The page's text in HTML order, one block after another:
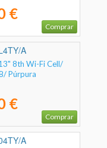
€
Comprar
A
8th Wi-Fi Cell/
Púrpura
€
Comprar
A